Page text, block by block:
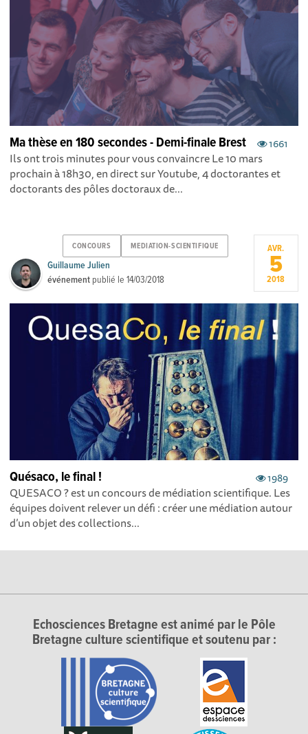
1661
Ma thèse en 180 secondes - Demi-finale Brest
Ils ont trois minutes pour vous convaincre Le 10 mars
prochain à 18h30, en direct sur Youtube, 4 doctorantes et
doctorants des pôles doctoraux de...
CONCOURS MEDIATION-SCIENTIFIQUE
Guillaume Julien
événement publié le14/03/2018
AVR.
5
2018
1989
Quésaco, le final !
QUESACO ? est un concours de médiation scientifique. Les
équipes doivent relever un défi : créer une médiation autour
d’un objet des collections...
Echosciences Bretagne est animé par le Pôle
Bretagne culture scientifique et soutenu par :